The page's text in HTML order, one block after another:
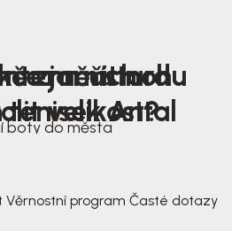
jarních
Antal
změřit nohu
velikost?
mustard
boty do města
Věrnostní program Časté dotazy